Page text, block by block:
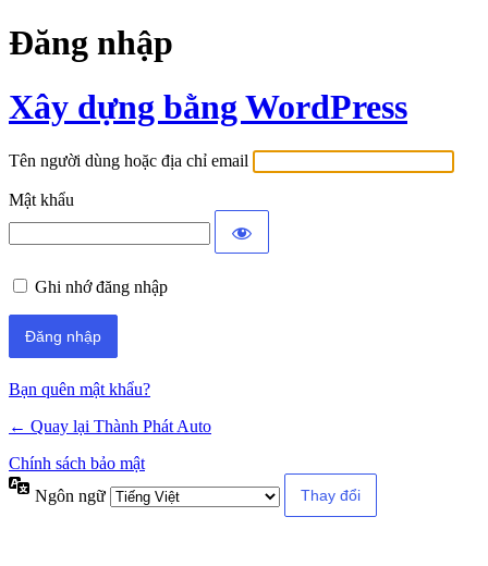
Đăng nhập
Xây dựng bằng WordPress
Tên người dùng hoặc địa chỉ email
Mật khẩu
Ghi nhớ đăng nhập
Bạn quên mật khẩu?
← Quay lại Thành Phát Auto
Chính sách bảo mật
Ngôn ngữ